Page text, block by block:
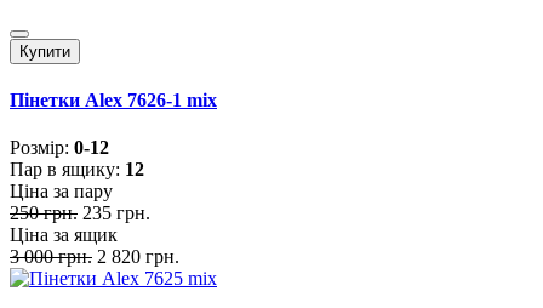
Купити
Пінетки Alex 7626-1 mix
Розмiр: 0-12
Пар в ящику: 12
Ціна за пару
250 грн. 235 грн.
Ціна за ящик
3 000 грн. 2 820 грн.